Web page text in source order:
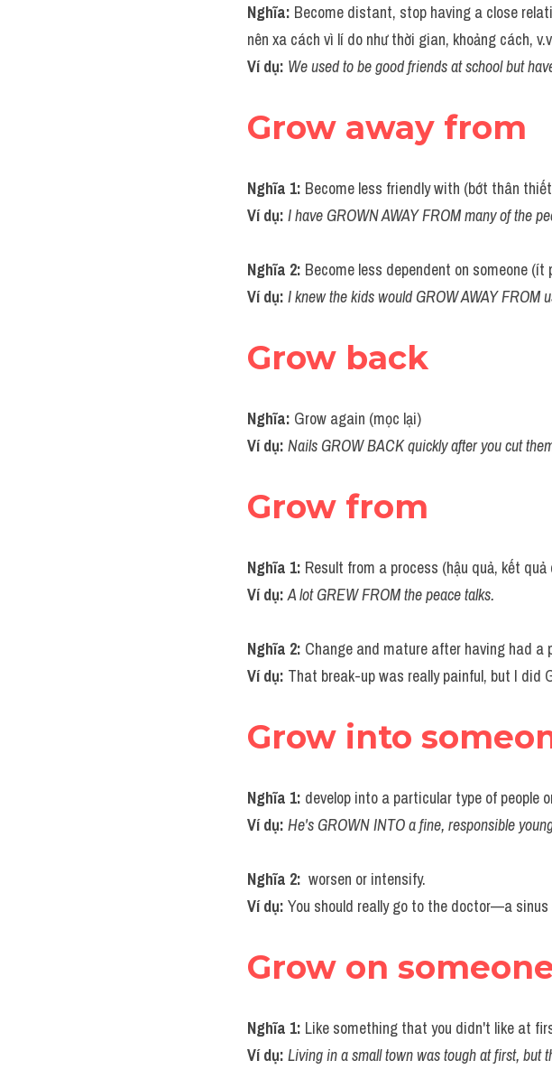
Nghĩa: Become distant, stop having a close
nên xa cách vì lí do như thời gian, khoảng cách,
Ví dụ: We used to be good friends at school but
Grow away from
Nghĩa 1: Become less friendly with (bớt thân
Ví dụ: I have GROWN AWAY FROM many of the
Nghĩa 2: Become less dependent on someone (ít
Ví dụ: I knew the kids would GROW AWAY FROM
Grow back
Nghĩa: Grow again (mọc lại)
Ví dụ: Nails GROW BACK quickly after you cut
Grow from
Nghĩa 1: Result from a process (hậu quả, kết quả
Ví dụ: A lot GREW FROM the peace talks.
Nghĩa 2: Change and mature after having had a
Ví dụ: That break-up was really painful, but I did
Grow into
Nghĩa 1: develop into a particular type of people
Ví dụ: He's GROWN INTO a fine, responsible
Nghĩa 2: worsen or intensify.
Ví dụ: You should really go to the doctor—a
Grow on
Nghĩa 1: Like something that you didn't like at
Ví dụ: Living in a small town was tough at first, but